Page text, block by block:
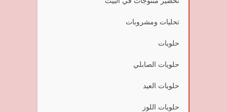
تحليات ومشروبات
حلويات
حلويات الصابلي
حلويات العيد
حلويات اللوز